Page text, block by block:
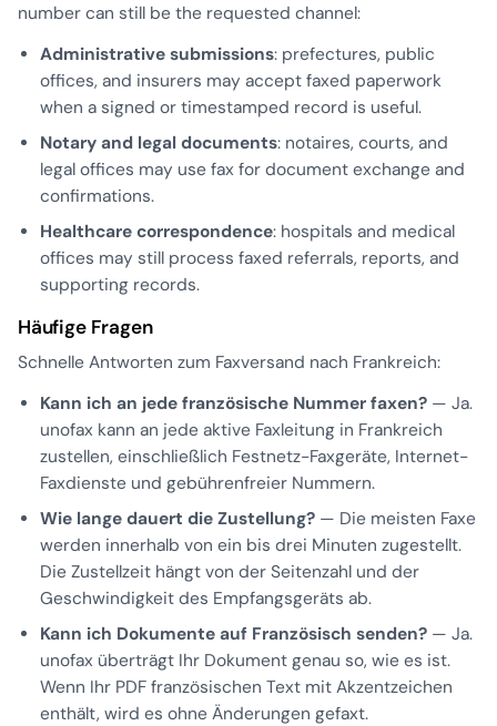
number can still be the requested channel:
Administrative submissions: prefectures, public
offices, and insurers may accept faxed paperwork
when a signed or timestamped record is useful.
Notary and legal documents: notaires, courts, and
legal offices may use fax for document exchange and
confirmations.
Healthcare correspondence: hospitals and medical
offices may still process faxed referrals, reports, and
supporting records.
Häufige Fragen
Schnelle Antworten zum Faxversand nach Frankreich:
Kann ich an jede französische Nummer faxen? — Ja.
unofax kann an jede aktive Faxleitung in Frankreich
zustellen, einschließlich Festnetz-Faxgeräte, Internet-
Faxdienste und gebührenfreier Nummern.
Wie lange dauert die Zustellung? — Die meisten Faxe
werden innerhalb von ein bis drei Minuten zugestellt.
Die Zustellzeit hängt von der Seitenzahl und der
Geschwindigkeit des Empfangsgeräts ab.
Kann ich Dokumente auf Französisch senden? — Ja.
unofax überträgt Ihr Dokument genau so, wie es ist.
Wenn Ihr PDF französischen Text mit Akzentzeichen
enthält, wird es ohne Änderungen gefaxt.